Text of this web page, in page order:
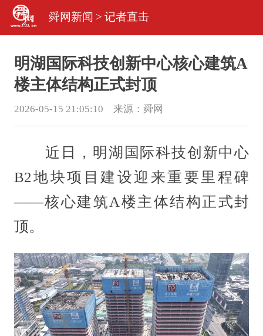
舜网新闻 > 记者直击
明湖国际科技创新中心核心建筑A
楼主体结构正式封顶
2026-05-15 21:05:10 来源： 舜网
近日，明湖国际科技创新中心
B2地块项目建设迎来重要里程碑
——核心建筑A楼主体结构正式封
顶。